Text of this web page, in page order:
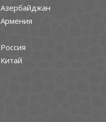
Азербайджан
Армения
Россия
Китай